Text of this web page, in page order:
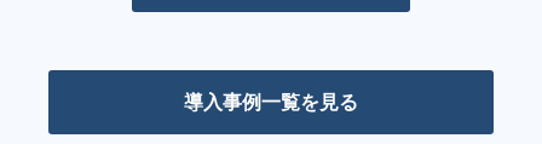
導入事例一覧を見る